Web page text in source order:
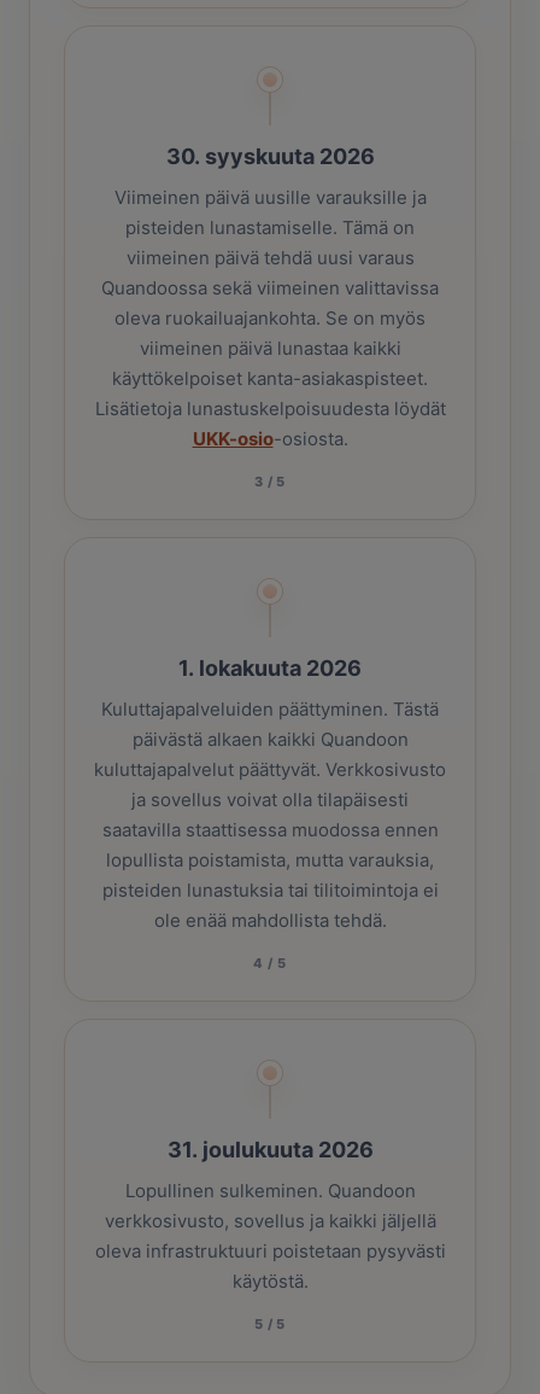
30. syyskuuta 2026
Viimeinen päivä uusille varauksille ja
pisteiden lunastamiselle. Tämä on
viimeinen päivä tehdä uusi varaus
Quandoossa sekä viimeinen valittavissa
oleva ruokailuajankohta. Se on myös
viimeinen päivä lunastaa kaikki
käyttökelpoiset kanta-asiakaspisteet.
Lisätietoja lunastuskelpoisuudesta löydät
UKK-osio-osiosta.
3 / 5
1. lokakuuta 2026
Kuluttajapalveluiden päättyminen. Tästä
päivästä alkaen kaikki Quandoon
kuluttajapalvelut päättyvät. Verkkosivusto
ja sovellus voivat olla tilapäisesti
saatavilla staattisessa muodossa ennen
lopullista poistamista, mutta varauksia,
pisteiden lunastuksia tai tilitoimintoja ei
ole enää mahdollista tehdä.
4 / 5
31. joulukuuta 2026
Lopullinen sulkeminen. Quandoon
verkkosivusto, sovellus ja kaikki jäljellä
oleva infrastruktuuri poistetaan pysyvästi
käytöstä.
5 / 5